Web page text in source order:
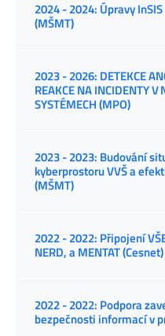
2024 - 2024: Úpravy
(MŠMT)
2023 - 2026: DETEKCE
REAKCE NA INCIDENTY
SYSTÉMECH (MPO)
2023 - 2023: Budování
kyberprostoru VVŠ a
(MŠMT)
2022 - 2022: Připojení
NERD, a MENTAT (Cesnet)
2022 - 2022: Podpora
bezpečnosti informací v